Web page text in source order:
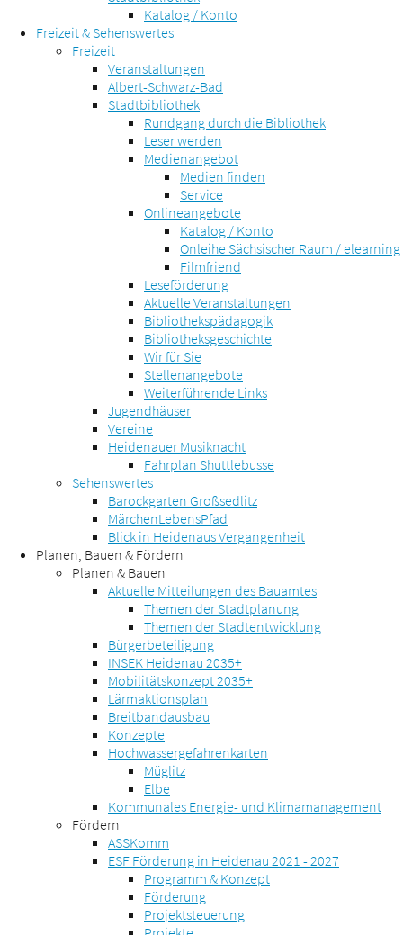
Katalog / Konto
Freizeit & Sehenswertes
Freizeit
Veranstaltungen
Albert-Schwarz-Bad
Stadtbibliothek
Rundgang durch die Bibliothek
Leser werden
Medienangebot
Medien finden
Service
Onlineangebote
Katalog / Konto
Onleihe Sächsischer Raum / elearning
Filmfriend
Leseförderung
Aktuelle Veranstaltungen
Bibliothekspädagogik
Bibliotheksgeschichte
Wir für Sie
Stellenangebote
Weiterführende Links
Jugendhäuser
Vereine
Heidenauer Musiknacht
Fahrplan Shuttlebusse
Sehenswertes
Barockgarten Großsedlitz
MärchenLebensPfad
Blick in Heidenaus Vergangenheit
Planen, Bauen & Fördern
Planen & Bauen
Aktuelle Mitteilungen des Bauamtes
Themen der Stadtplanung
Themen der Stadtentwicklung
Bürgerbeteiligung
INSEK Heidenau 2035+
Mobilitätskonzept 2035+
Lärmaktionsplan
Breitbandausbau
Konzepte
Hochwassergefahrenkarten
Müglitz
Elbe
Kommunales Energie- und Klimamanagement
Fördern
ASSKomm
ESF Förderung in Heidenau 2021 - 2027
Programm & Konzept
Förderung
Projektsteuerung